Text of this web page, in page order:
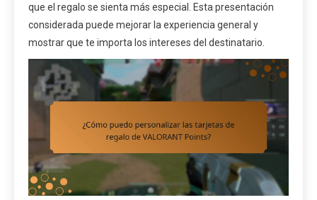
que el regalo se sienta más especial. Esta presentación
considerada puede mejorar la experiencia general y
mostrar que te importa los intereses del destinatario.